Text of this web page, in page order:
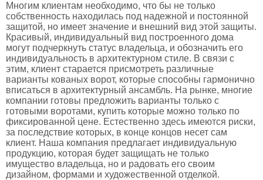
Многим клиентам необходимо, что бы не только
собственность находилась под надежной и постоянной
защитой, но имеет значение и внешний вид этой защиты.
Красивый, индивидуальный вид построенного дома
могут подчеркнуть статус владельца, и обозначить его
индивидуальность в архитектурном стиле. В связи с
этим, клиент старается присмотреть различные
варианты кованых ворот, которые способны гармонично
вписаться в архитектурный ансамбль. На рынке, многие
компании готовы предложить варианты только с
готовыми воротами, купить которые можно только по
фиксированной цене. Естественно здесь имеются риски,
за последствие которых, в конце концов несет сам
клиент. Наша компания предлагает индивидуальную
продукцию, которая будет защищать не только
имущество владельца, но и радовать его своим
дизайном, формами и художественной отделкой.